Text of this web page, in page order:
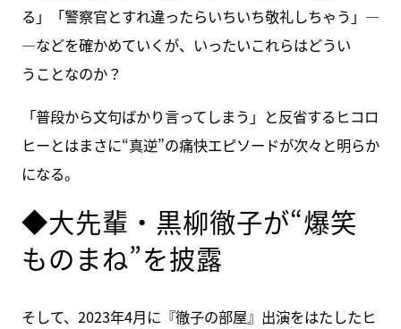
る」「警察官とすれ違ったらいちいち敬礼しちゃう」―
―などを確かめていくが、いったいこれらはどうい
うことなのか？
「普段から文句ばかり言ってしまう」と反省するヒコロ
ヒーとはまさに“真逆”の痛快エピソードが次々と明らか
になる。
◆大先輩・黒柳徹子が“爆笑
ものまね”を披露
そして、2023年4月に『徹子の部屋』出演をはたしたヒ